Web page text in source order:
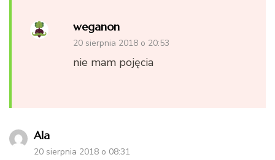
weganon
20 sierpnia 2018 o 20:53
nie mam pojęcia
Ala
20 sierpnia 2018 o 08:31